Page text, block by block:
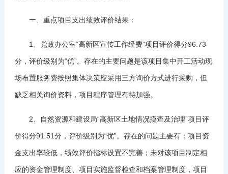
一、重点项目支出绩效评价结果：
1、党政办公室“高新区宣传工作经费”项目评价得分96.73
分，评价级别为“优”。存在的主要问题是该项目集中开工活动现
场布置服务费按照集体决策应采用三方询价方式进行采购，但
缺乏相关询价资料，项目程序管理有待加强。
2、自然资源和建设局“高新区土地情况摸查及治理”项目评
价得分91.51分，评价级别为“优”。存在的问题主要有：项目资
金支出率较低，绩效评价指标设置不完善；未对该项目制定相
应的资金管理制度、项目实施监督检查和档案管理制度，项目